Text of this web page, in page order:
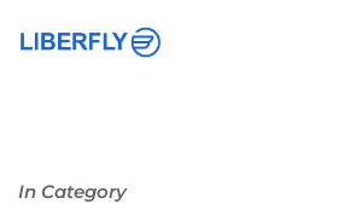
In Category